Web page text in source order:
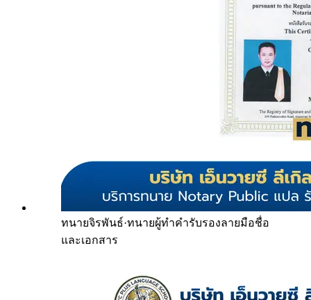
ทนายจิรพันธ์·ทนายผู้ทำคำรับรองลายมือชื่อ
และเอกสาร